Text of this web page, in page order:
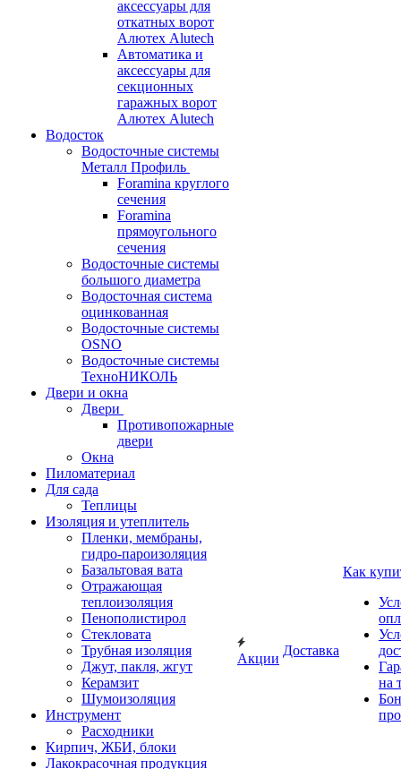
аксессуары для
откатных ворот
Алютех Alutech
Автоматика и
аксессуары для
секционных
гаражных ворот
Алютех Alutech
Водосток
Водосточные системы
Металл Профиль
Foramina круглого
сечения
Foramina
прямоугольного
сечения
Водосточные системы
большого диаметра
Водосточная система
оцинкованная
Водосточные системы
OSNO
Водосточные системы
ТехноНИКОЛЬ
Двери и окна
Двери
Противопожарные
двери
Окна
Пиломатериал
Для сада
Теплицы
Изоляция и утеплитель
Пленки, мембраны,
гидро-пароизоляция
Базальтовая вата
Отражающая
теплоизоляция
Пенополистирол
Стекловата
Трубная изоляция
Джут, пакля, жгут
Керамзит
Шумоизоляция
Инструмент
Расходники
Кирпич, ЖБИ, блоки
Лакокрасочная продукция
Акции
Доставка
Как
на